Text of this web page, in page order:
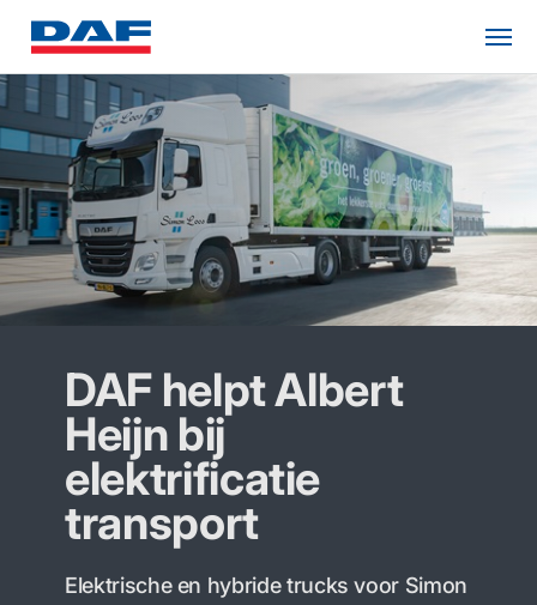
DAF helpt Albert
Heijn bij
elektrificatie
transport
Elektrische en hybride trucks voor Simon